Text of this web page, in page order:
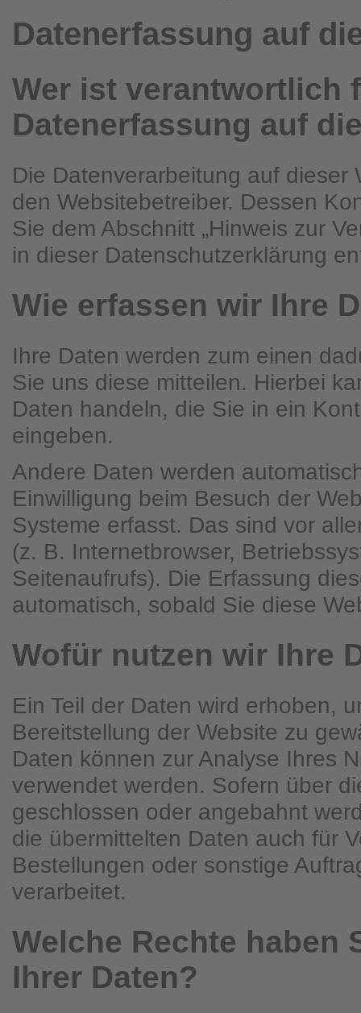
Datenerfassung auf
Wer ist verantwortlich
Datenerfassung auf
Die Datenverarbeitung auf dieser
den Websitebetreiber. Dessen
Sie dem Abschnitt „Hinweis zur
in dieser Datenschutzerklärung
Wie erfassen wir Ihre
Ihre Daten werden zum einen
Sie uns diese mitteilen. Hierbei
Daten handeln, die Sie in ein
eingeben.
Andere Daten werden
Einwilligung beim Besuch der
Systeme erfasst. Das sind vor
(z. B. Internetbrowser,
Seitenaufrufs). Die Erfassung
automatisch, sobald Sie diese
Wofür nutzen wir Ihre
Ein Teil der Daten wird erhoben,
Bereitstellung der Website zu
Daten können zur Analyse Ihres
verwendet werden. Sofern über
geschlossen oder angebahnt
die übermittelten Daten auch für
Bestellungen oder sonstige
verarbeitet.
Welche Rechte haben
Ihrer Daten?